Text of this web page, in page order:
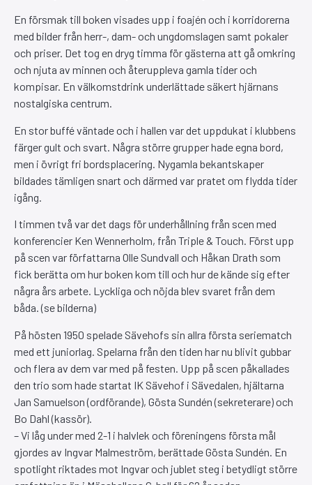
En försmak till boken visades upp i foajén och i korridorerna
med bilder från herr-, dam- och ungdomslagen samt pokaler
och priser. Det tog en dryg timma för gästerna att gå omkring
och njuta av minnen och återuppleva gamla tider och
kompisar. En välkomstdrink underlättade säkert hjärnans
nostalgiska centrum.
En stor buffé väntade och i hallen var det uppdukat i klubbens
färger gult och svart. Några större grupper hade egna bord,
men i övrigt fri bordsplacering. Nygamla bekantskaper
bildades tämligen snart och därmed var pratet om flydda tider
igång.
I timmen två var det dags för underhållning från scen med
konferencier Ken Wennerholm, från Triple & Touch. Först upp
på scen var författarna Olle Sundvall och Håkan Drath som
fick berätta om hur boken kom till och hur de kände sig efter
några års arbete. Lyckliga och nöjda blev svaret från dem
båda. (se bilderna)
På hösten 1950 spelade Sävehofs sin allra första seriematch
med ett juniorlag. Spelarna från den tiden har nu blivit gubbar
och flera av dem var med på festen. Upp på scen påkallades
den trio som hade startat IK Sävehof i Sävedalen, hjältarna
Jan Samuelson (ordförande), Gösta Sundén (sekreterare) och
Bo Dahl (kassör).
– Vi låg under med 2-1 i halvlek och föreningens första mål
gjordes av Ingvar Malmeström, berättade Gösta Sundén. En
spotlight riktades mot Ingvar och jublet steg i betydligt större